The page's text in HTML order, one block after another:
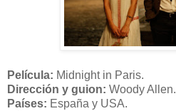
Película: Midnight in Paris.
Dirección y guion: Woody Allen.
Países: España y USA.